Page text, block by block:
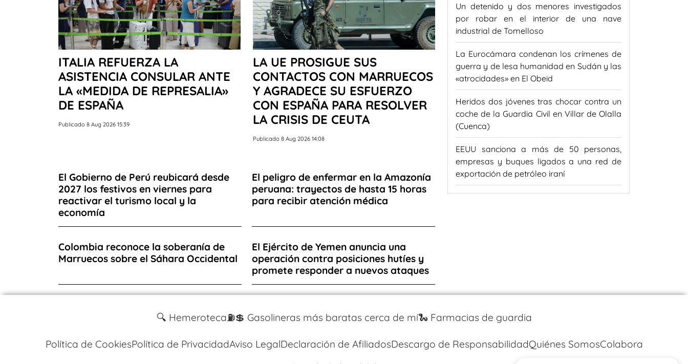
ITALIA REFUERZA LA
ASISTENCIA CONSULAR ANTE
LA «MEDIDA DE REPRESALIA»
DE ESPAÑA
Publicado 8 Aug 2026 15:39
LA UE PROSIGUE SUS
CONTACTOS CON MARRUECOS
Y AGRADECE SU ESFUERZO
CON ESPAÑA PARA RESOLVER
LA CRISIS DE CEUTA
Publicado 8 Aug 2026 14:08
El Gobierno de Perú reubicará desde
2027 los festivos en viernes para
reactivar el turismo local y la
economía
El peligro de enfermar en la Amazonía
peruana: trayectos de hasta 15 horas
para recibir atención médica
Colombia reconoce la soberanía de
Marruecos sobre el Sáhara Occidental
El Ejército de Yemen anuncia una
operación contra posiciones hutíes y
promete responder a nuevos ataques
Un detenido y dos menores investigados
por robar en el interior de una nave
industrial de Tomelloso
La Eurocámara condenan los crímenes de
guerra y de lesa humanidad en Sudán y las
«atrocidades» en El Obeid
Heridos dos jóvenes tras chocar contra un
coche de la Guardia Civil en Villar de Olalla
(Cuenca)
EEUU sanciona a más de 50 personas,
empresas y buques ligados a una red de
exportación de petróleo iraní
🔍 Hemeroteca⛽️💲 Gasolineras más baratas cerca de mí🐍 Farmacias de guardia
Política de CookiesPolítica de PrivacidadAviso LegalDeclaración de AfiliadosDescargo de ResponsabilidadQuiénes SomosColabora